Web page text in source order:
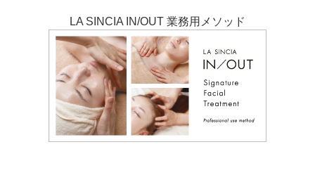
LA SINCIA IN/OUT 業務用メソッド